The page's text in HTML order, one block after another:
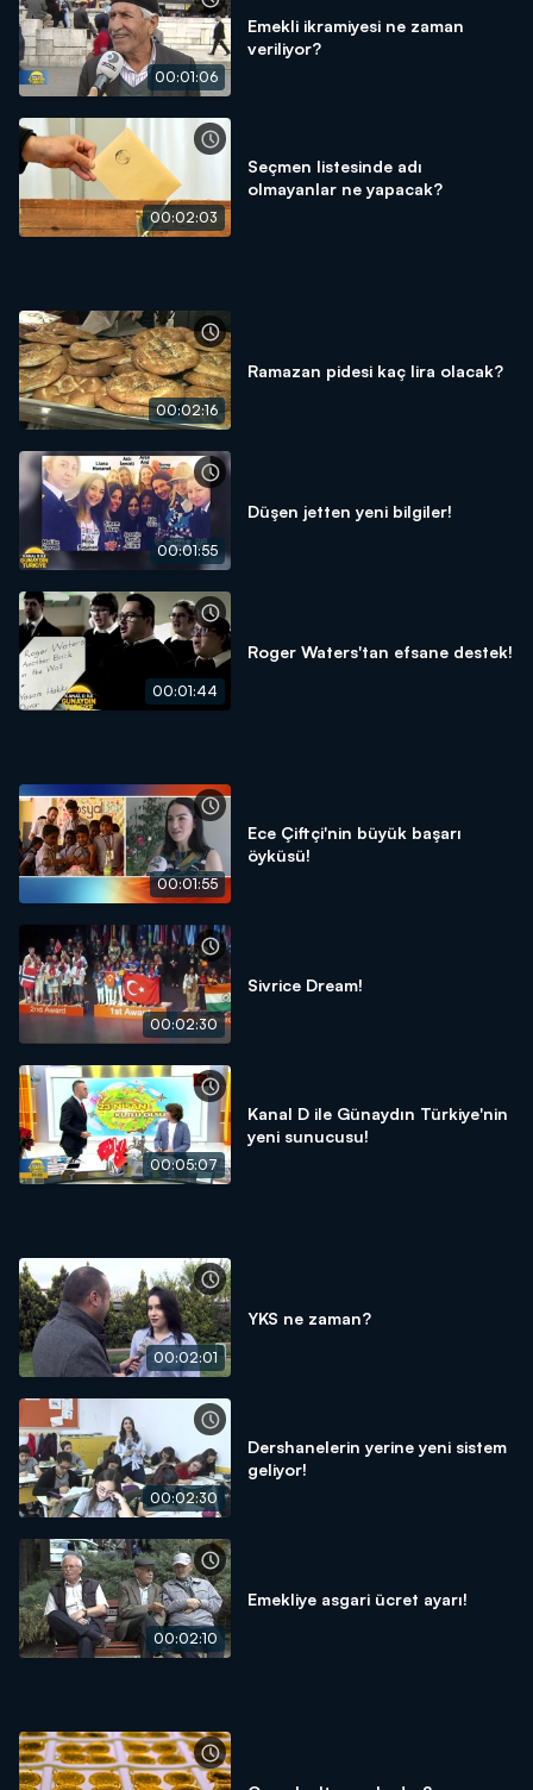
00:01:06
Emekli ikramiyesi ne zaman
veriliyor?
00:02:03
Seçmen listesinde adı
olmayanlar ne yapacak?
00:02:16
Ramazan pidesi kaç lira olacak?
00:01:55
Düşen jetten yeni bilgiler!
00:01:44
Roger Waters'tan efsane destek!
00:01:55
Ece Çiftçi'nin büyük başarı
öyküsü!
00:02:30
Sivrice Dream!
00:05:07
Kanal D ile Günaydın Türkiye'nin
yeni sunucusu!
00:02:01
YKS ne zaman?
00:02:30
Dershanelerin yerine yeni sistem
geliyor!
00:02:10
Emekliye asgari ücret ayarı!